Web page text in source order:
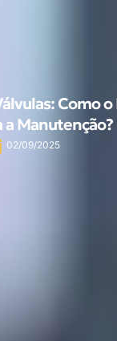
Como
a Manutenção?
02/09/2025